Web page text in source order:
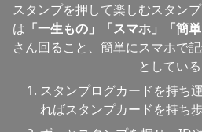
スタンプを押して楽しむスタン
は 「一生もの」「スマホ」「簡単
さん回ること、簡単にスマホで
としている
スタンプログカードを持ち
ればスタンプカードを持ち